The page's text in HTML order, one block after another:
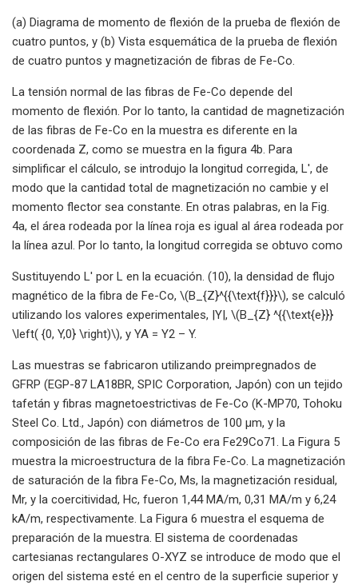
(a) Diagrama de momento de flexión de la prueba de flexión de
cuatro puntos, y (b) Vista esquemática de la prueba de flexión
de cuatro puntos y magnetización de fibras de Fe-Co.
La tensión normal de las fibras de Fe-Co depende del
momento de flexión. Por lo tanto, la cantidad de magnetización
de las fibras de Fe-Co en la muestra es diferente en la
coordenada Z, como se muestra en la figura 4b. Para
simplificar el cálculo, se introdujo la longitud corregida, L′, de
modo que la cantidad total de magnetización no cambie y el
momento flector sea constante. En otras palabras, en la Fig.
4a, el área rodeada por la línea roja es igual al área rodeada por
la línea azul. Por lo tanto, la longitud corregida se obtuvo como
Sustituyendo L′ por L en la ecuación. (10), la densidad de flujo
magnético de la fibra de Fe-Co, \(B_{Z}^{{\text{f}}}\), se calculó
utilizando los valores experimentales, |Y|, \(B_{Z} ^{{\text{e}}}
\left( {0, Y,0} \right)\), y YA = Y2 – Y.
Las muestras se fabricaron utilizando preimpregnados de
GFRP (EGP-87 LA18BR, SPIC Corporation, Japón) con un tejido
tafetán y fibras magnetoestrictivas de Fe-Co (K-MP70, Tohoku
Steel Co. Ltd., Japón) con diámetros de 100 μm, y la
composición de las fibras de Fe-Co era Fe29Co71. La Figura 5
muestra la microestructura de la fibra Fe-Co. La magnetización
de saturación de la fibra Fe-Co, Ms, la magnetización residual,
Mr, y la coercitividad, Hc, fueron 1,44 MA/m, 0,31 MA/m y 6,24
kA/m, respectivamente. La Figura 6 muestra el esquema de
preparación de la muestra. El sistema de coordenadas
cartesianas rectangulares O-XYZ se introduce de modo que el
origen del sistema esté en el centro de la superficie superior y